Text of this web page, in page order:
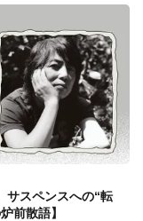
サスペンスへの“転
前散語】